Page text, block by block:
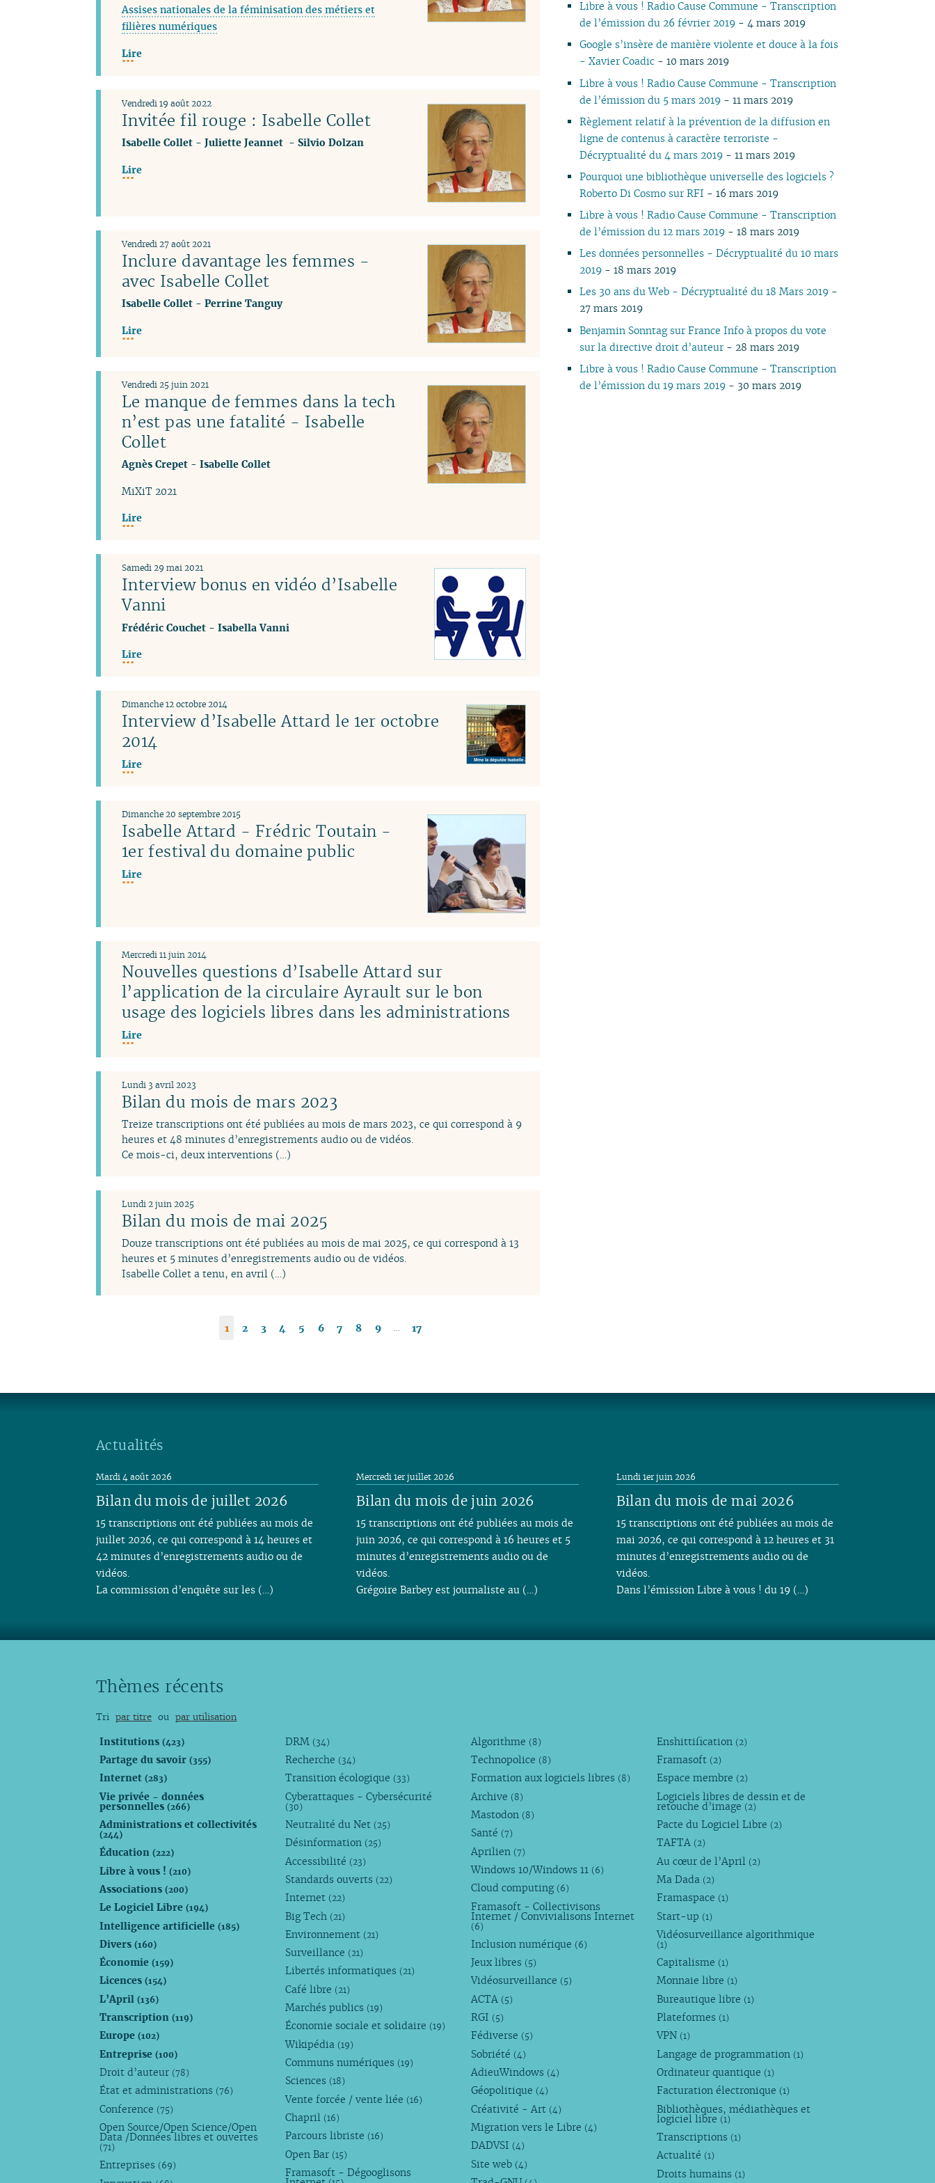
Assises nationales de la féminisation des métiers et
filières numériques
Lire
Invitée fil rouge : Isabelle Collet
Vendredi 19 août 2022
Isabelle Collet- Juliette Jeannet - Silvio Dolzan
Lire
Inclure davantage les femmes -
avec Isabelle Collet
Vendredi 27 août 2021
Isabelle Collet- Perrine Tanguy
Lire
Le manque de femmes dans la tech
n’est pas une fatalité - Isabelle
Collet
Vendredi 25 juin 2021
Agnès Crepet- Isabelle Collet
MiXiT 2021
Lire
Interview bonus en vidéo d’Isabelle
Vanni
Samedi 29 mai 2021
Frédéric Couchet- Isabella Vanni
Lire
Interview d’Isabelle Attard le 1er octobre
2014
Dimanche 12 octobre 2014
Lire
Isabelle Attard - Frédric Toutain -
1er festival du domaine public
Dimanche 20 septembre 2015
Lire
Nouvelles questions d’Isabelle Attard sur
l’application de la circulaire Ayrault sur le bon
usage des logiciels libres dans les administrations
Mercredi 11 juin 2014
Lire
Bilan du mois de mars 2023
Lundi 3 avril 2023
Treize transcriptions ont été publiées au mois de mars 2023, ce qui correspond à 9
heures et 48 minutes d’enregistrements audio ou de vidéos.
Ce mois-ci, deux interventions (…)
Bilan du mois de mai 2025
Lundi 2 juin 2025
Douze transcriptions ont été publiées au mois de mai 2025, ce qui correspond à 13
heures et 5 minutes d’enregistrements audio ou de vidéos.
Isabelle Collet a tenu, en avril (…)
1 2 3 4 5 6 7 8 9 17
01
01
01
02
01
01
01
02
03
02
01
03
02
01
03
02
02
01
03
05
03
01
Libre à vous ! Radio Cause Commune - Transcription
de l’émission du 26 février 2019 - 4 mars 2019
Google s’insère de manière violente et douce à la fois
- Xavier Coadic - 10 mars 2019
Libre à vous ! Radio Cause Commune - Transcription
de l’émission du 5 mars 2019 - 11 mars 2019
Règlement relatif à la prévention de la diffusion en
ligne de contenus à caractère terroriste -
Décryptualité du 4 mars 2019 - 11 mars 2019
Pourquoi une bibliothèque universelle des logiciels ?
Roberto Di Cosmo sur RFI - 16 mars 2019
Libre à vous ! Radio Cause Commune - Transcription
de l’émission du 12 mars 2019 - 18 mars 2019
Les données personnelles - Décryptualité du 10 mars
2019 - 18 mars 2019
Les 30 ans du Web - Décryptualité du 18 Mars 2019 -
27 mars 2019
Benjamin Sonntag sur France Info à propos du vote
sur la directive droit d’auteur - 28 mars 2019
Libre à vous ! Radio Cause Commune - Transcription
de l’émission du 19 mars 2019 - 30 mars 2019
Actualités
Bilan du mois de juillet 2026
Mardi 4 août 2026
15 transcriptions ont été publiées au mois de
juillet 2026, ce qui correspond à 14 heures et
42 minutes d’enregistrements audio ou de
vidéos.
La commission d’enquête sur les (…)
Bilan du mois de juin 2026
Mercredi 1er juillet 2026
15 transcriptions ont été publiées au mois de
juin 2026, ce qui correspond à 16 heures et 5
minutes d’enregistrements audio ou de
vidéos.
Grégoire Barbey est journaliste au (…)
Bilan du mois de mai 2026
Lundi 1er juin 2026
15 transcriptions ont été publiées au mois de
mai 2026, ce qui correspond à 12 heures et 31
minutes d’enregistrements audio ou de
vidéos.
Dans l’émission Libre à vous ! du 19 (…)
Thèmes récents
Tri par titre ou par utilisation
Institutions(423)
Partage du savoir(355)
Internet(283)
Vie privée - données
personnelles(266)
Administrations et collectivités
(244)
Éducation(222)
Libre à vous !(210)
Associations(200)
Le Logiciel Libre(194)
Intelligence artificielle(185)
Divers(160)
Économie(159)
Licences(154)
L’April(136)
Transcription(119)
Europe(102)
Entreprise(100)
Droit d’auteur (78)
État et administrations (76)
Conference (75)
Open Source/Open Science/Open
Data /Données libres et ouvertes
(71)
Entreprises (69)
DRM (34)
Recherche (34)
Transition écologique (33)
Cyberattaques - Cybersécurité
(30)
Neutralité du Net (25)
Désinformation (25)
Accessibilité (23)
Standards ouverts (22)
Internet (22)
Big Tech (21)
Environnement (21)
Surveillance (21)
Libertés informatiques (21)
Café libre (21)
Marchés publics (19)
Économie sociale et solidaire (19)
Wikipédia (19)
Communs numériques (19)
Sciences (18)
Vente forcée / vente liée (16)
Chapril (16)
Parcours libriste (16)
Open Bar (15)
Framasoft - Dégooglisons
Algorithme (8)
Technopolice (8)
Formation aux logiciels libres (8)
Archive (8)
Mastodon (8)
Santé (7)
Aprilien (7)
Windows 10/Windows 11 (6)
Cloud computing (6)
Framasoft - Collectivisons
Internet / Convivialisons Internet
(6)
Inclusion numérique (6)
Jeux libres (5)
Vidéosurveillance (5)
ACTA (5)
RGI (5)
Fédiverse (5)
Sobriété (4)
AdieuWindows (4)
Géopolitique (4)
Créativité - Art (4)
Migration vers le Libre (4)
DADVSI (4)
Site web (4)
Enshittification (2)
Framasoft (2)
Espace membre (2)
Logiciels libres de dessin et de
retouche d’image (2)
Pacte du Logiciel Libre (2)
TAFTA (2)
Au cœur de l’April (2)
Ma Dada (2)
Framaspace (1)
Start-up (1)
Vidéosurveillance algorithmique
(1)
Capitalisme (1)
Monnaie libre (1)
Bureautique libre (1)
Plateformes (1)
VPN (1)
Langage de programmation (1)
Ordinateur quantique (1)
Facturation électronique (1)
Bibliothèques, médiathèques et
logiciel libre (1)
Transcriptions (1)
Actualité (1)
Droits humains (1)